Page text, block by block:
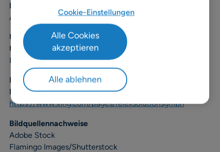
Registergericht, Registernummer
Amtsgericht Wiesbaden, HRB 26974
Umsatzsteuer-Identifikationsnummer gemäß § 27a
UStG
DE 288 767 410
Dieses Impressum gilt auch für folgende Social Media
Profile:
https://www.xing.com/pages/relexsolutionsgmbh
Bildquellennachweise
Adobe Stock
Flamingo Images/Shutterstock
Cookie-Einstellungen
Alle ablehnen
Alle Cookies
akzeptieren